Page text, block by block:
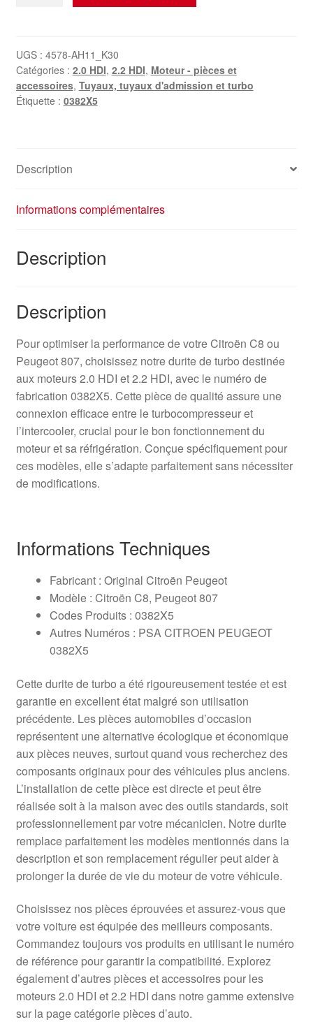
turbo
PSA
2.0
2.2
UGS : 4578-AH11_K30
Catégories : 2.0 HDI, 2.2 HDI, Moteur - pièces et
accessoires, Tuyaux, tuyaux d'admission et turbo
Étiquette : 0382X5
Description
Informations complémentaires
Description
Description
Pour optimiser la performance de votre Citroën C8 ou
Peugeot 807, choisissez notre durite de turbo destinée
aux moteurs 2.0 HDI et 2.2 HDI, avec le numéro de
fabrication 0382X5. Cette pièce de qualité assure une
connexion efficace entre le turbocompresseur et
l’intercooler, crucial pour le bon fonctionnement du
moteur et sa réfrigération. Conçue spécifiquement pour
ces modèles, elle s’adapte parfaitement sans nécessiter
de modifications.
Informations Techniques
Fabricant : Original Citroën Peugeot
Modèle : Citroën C8, Peugeot 807
Codes Produits : 0382X5
Autres Numéros : PSA CITROEN PEUGEOT
0382X5
Cette durite de turbo a été rigoureusement testée et est
garantie en excellent état malgré son utilisation
précédente. Les pièces automobiles d’occasion
représentent une alternative écologique et économique
aux pièces neuves, surtout quand vous recherchez des
composants originaux pour des véhicules plus anciens.
L’installation de cette pièce est directe et peut être
réalisée soit à la maison avec des outils standards, soit
professionnellement par votre mécanicien. Notre durite
remplace parfaitement les modèles mentionnés dans la
description et son remplacement régulier peut aider à
prolonger la durée de vie du moteur de votre véhicule.
Choisissez nos pièces éprouvées et assurez-vous que
votre voiture est équipée des meilleurs composants.
Commandez toujours vos produits en utilisant le numéro
de référence pour garantir la compatibilité. Explorez
également d’autres pièces et accessoires pour les
moteurs 2.0 HDI et 2.2 HDI dans notre gamme extensive
sur la page catégorie pièces d’auto.